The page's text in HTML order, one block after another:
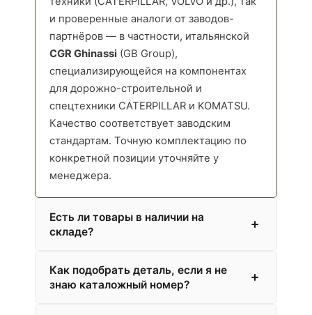
и проверенные аналоги от заводов-
партнёров — в частности, итальянской
CGR Ghinassi (GB Group),
специализирующейся на компонентах
для дорожно-строительной и
спецтехники CATERPILLAR и KOMATSU.
Качество соответствует заводским
стандартам. Точную комплектацию по
конкретной позиции уточняйте у
менеджера.
Есть ли товары в наличии на
складе?
Как подобрать деталь, если я не
знаю каталожный номер?